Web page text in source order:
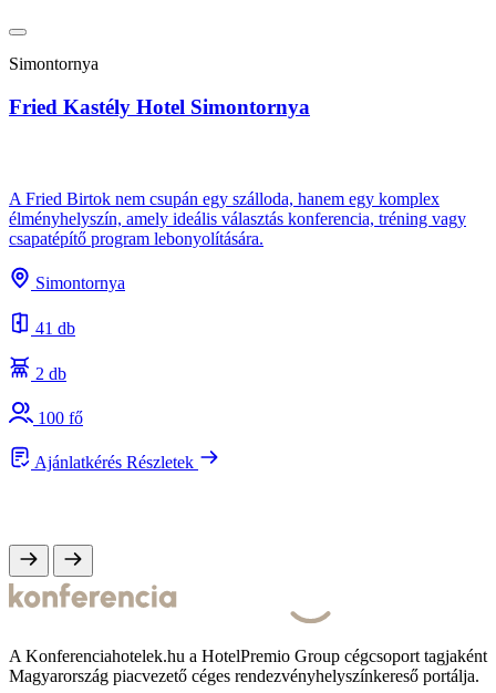
Simontornya
Fried Kastély Hotel Simontornya
A Fried Birtok nem csupán egy szálloda, hanem egy komplex
élményhelyszín, amely ideális választás konferencia, tréning vagy
csapatépítő program lebonyolítására.
Simontornya
41 db
2 db
100 fő
Ajánlatkérés Részletek
A Konferenciahotelek.hu a HotelPremio Group cégcsoport tagjaként
Magyarország piacvezető céges rendezvényhelyszínkereső portálja.